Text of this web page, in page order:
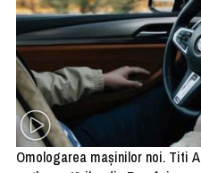
Omologarea mașinilor noi. Titi